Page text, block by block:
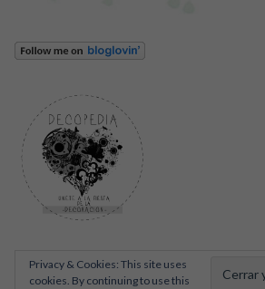
Privacy & Cookies: This site uses
cookies. By continuing to use this